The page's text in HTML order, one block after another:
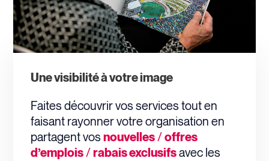
Une visibilité à votre image
Faites découvrir vos services tout en
faisant rayonner votre organisation en
partagent vos nouvelles/ offres
d’emplois/ rabais exclusifsavec les